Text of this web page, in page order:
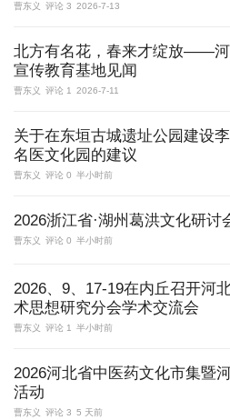
曹东义 评论 3 2026-7-13
北方有名花，春来才绽放——
宣传教育基地见闻
曹东义 评论 1 2026-7-11
关于在东垣古城遗址公园建设
名医文化园的建议
曹东义 评论 0 半小时前
2026浙江省·湖州葛洪文化研讨
曹东义 评论 0 半小时前
2026、9、17-19在内丘召开河
术思想研究分会学术交流会
曹东义 评论 1 半小时前
2026河北省中医药文化市集暨
活动
曹东义 评论 3 5 天前